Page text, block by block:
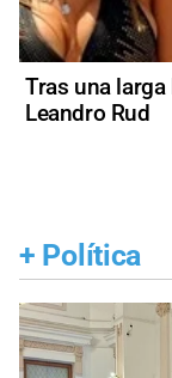
Tras una
Leandro Rud
+ Política